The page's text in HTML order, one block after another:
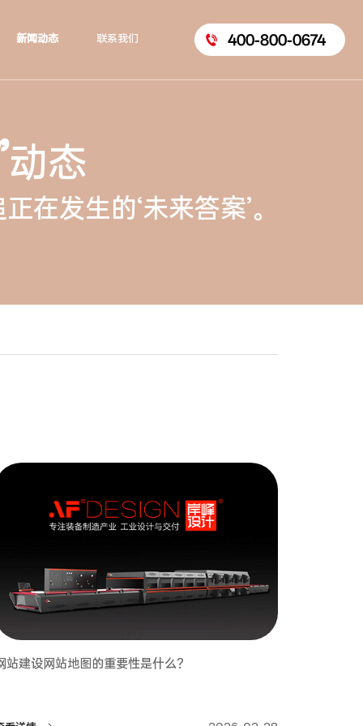
新闻动态 联系我们 400-800-0674
动态
在发生的‘未来答案’。
站建设网站地图的重要性是什么？